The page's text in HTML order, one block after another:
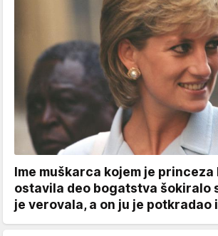
Ime muškarca kojem je princeza
ostavila deo bogatstva šokiralo
je verovala, a on ju je potkradao